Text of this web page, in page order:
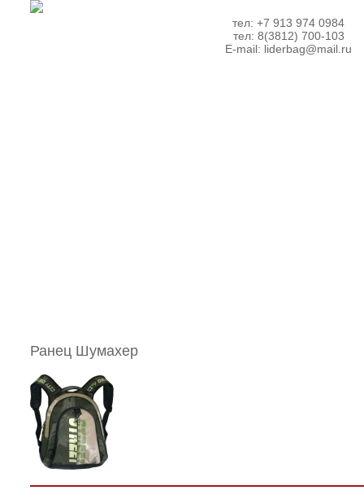
тел: +7 913 974 0984
тел: 8(3812) 700-103
E-mail: liderbag@mail.ru
Ранец Шумахер